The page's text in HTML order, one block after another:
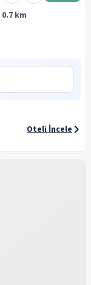
0.7 km
Oteli İncele